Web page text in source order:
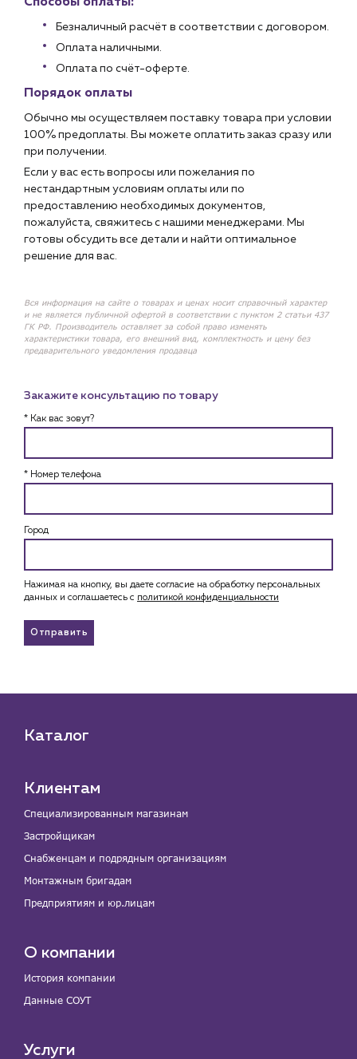
Безналичный расчёт в соответствии с договором.
Оплата наличными.
Оплата по счёт-оферте.
Порядок оплаты
Обычно мы осуществляем поставку товара при условии
100% предоплаты. Вы можете оплатить заказ сразу или
при получении.
Если у вас есть вопросы или пожелания по
нестандартным условиям оплаты или по
предоставлению необходимых документов,
пожалуйста, свяжитесь с нашими менеджерами. Мы
готовы обсудить все детали и найти оптимальное
решение для вас.
Вся информация на сайте о товарах и ценах носит справочный характер
и не является публичной офертой в соответствии с пунктом 2 статьи 437
ГК РФ. Производитель оставляет за собой право изменять
характеристики товара, его внешний вид, комплектность и цену без
предварительного уведомления продавца
Закажите консультацию по товару
* Как вас зовут?
* Номер телефона
Город
Нажимая на кнопку, вы даете согласие на обработку персональных
данных и соглашаетесь c политикой конфиденциальности
Отправить
Каталог
Клиентам
Специализированным магазинам
Застройщикам
Снабженцам и подрядным организациям
Монтажным бригадам
Предприятиям и юр.лицам
О компании
История компании
Данные СОУТ
Услуги